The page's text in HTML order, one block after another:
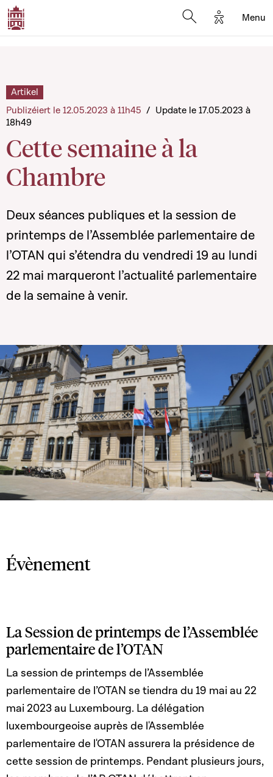
Options
Menu
Cette semaine à la
Chambre
Artikel
Publizéiert le 12.05.2023 à 11h45 / Update le 17.05.2023 à
18h49
Deux séances publiques et la session de
printemps de l’Assemblée parlementaire de
l’OTAN qui s’étendra du vendredi 19 au lundi
22 mai marqueront l’actualité parlementaire
de la semaine à venir.
Évènement
La Session de printemps de l’Assemblée
parlementaire de l’OTAN
La session de printemps de l’Assemblée
parlementaire de l’OTAN se tiendra du 19 mai au 22
mai 2023 au Luxembourg. La délégation
luxembourgeoise auprès de l'Assemblée
parlementaire de l'OTAN assurera la présidence de
cette session de printemps. Pendant plusieurs jours,